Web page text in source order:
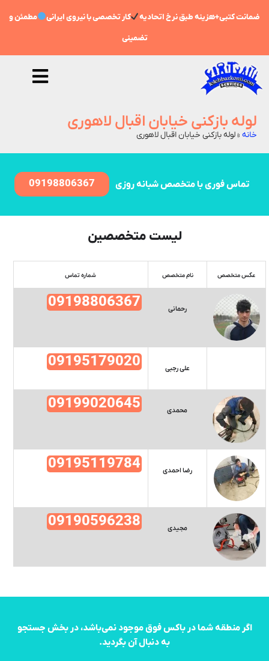
ضمانت کتبی+هزینه طبق نرخ اتحادیه کار تخصصی با نیروی ایرانی مطمئن و
تضمینی
لوله بازکنی خیابان اقبال لاهوری
خانه »لوله بازکنی خیابان اقبال لاهوری
تماس فوری با متخصص شبانه روزی 09198806367
لیست متخصصین
عکس متخصص نام متخصص شماره تماس
رحمانی 09198806367
علی رجبی 09195179020
محمدی 09199020645
رضا احمدی 09195119784
مجیدی 09190596238
اگر منطقه شما در باکس فوق موجود نمی‌باشد، در بخش جستجو
به دنبال آن بگردید.